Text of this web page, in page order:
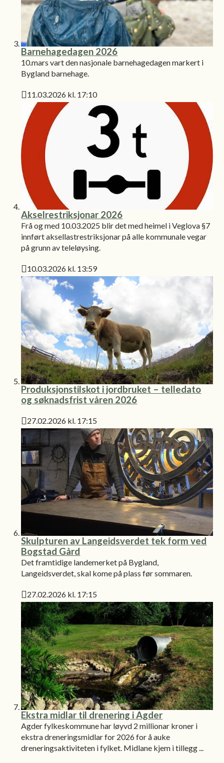
Barnehagedagen 2026
10.mars vart den nasjonale barnehagedagen markert i
Bygland barnehage.
Publisert
11.03.2026 kl. 17:10
Akselrestriksjonar 2026
Frå og med 10.03.2025 blir det med heimel i Veglova §7
innført aksellastrestriksjonar på alle kommunale vegar
på grunn av teleløysing.
Publisert
10.03.2026 kl. 13:59
Produksjonstilskot i jordbruket – telledato
og søknadsfrist våren 2026
Publisert
27.02.2026 kl. 17:15
Skulpturen av Langeidsverdet tek form ved
Bogstad Gård
Det framtidige landemerket på Bygland,
Langeidsverdet, skal kome på plass før sommaren.
Publisert
27.02.2026 kl. 17:15
Ekstra midlar til drenering i Agder
Agder fylkeskommune har løyvd 2 millionar kroner i
ekstra dreneringsmidlar for 2026 for å auke
dreneringsaktiviteten i fylket. Midlane kjem i tillegg ...